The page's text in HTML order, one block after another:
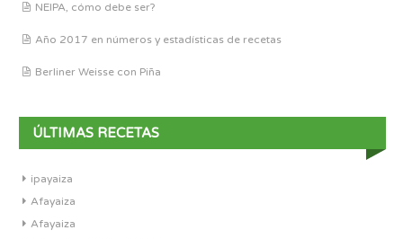
NEIPA, cómo debe ser?
Año 2017 en números y estadísticas de recetas
Berliner Weisse con Piña
ÚLTIMAS RECETAS
ipayaiza
Afayaiza
Afayaiza